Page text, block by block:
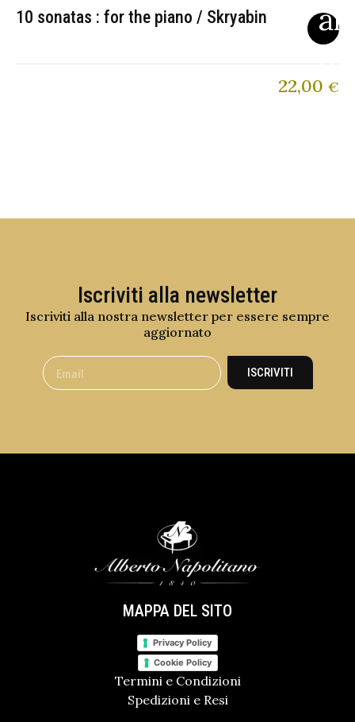
10 sonatas : for the piano / Skryabin
22,00 €
Iscriviti alla newsletter
Iscriviti alla nostra newsletter per essere sempre
aggiornato
ISCRIVITI
MAPPA DEL SITO
Privacy Policy
Cookie Policy
Termini e Condizioni
Spedizioni e Resi